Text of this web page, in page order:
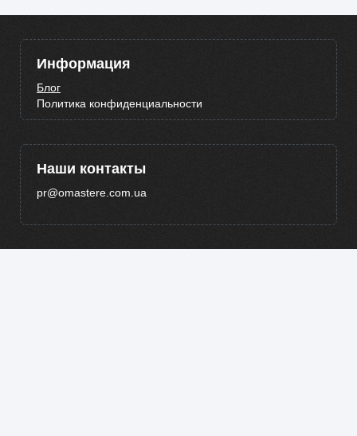
Информация
Блог
Политика конфиденциальности
Наши контакты
pr@omastere.com.ua